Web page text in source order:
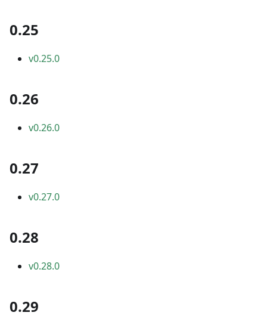
0.25
v0.25.0
0.26
v0.26.0
0.27
v0.27.0
0.28
v0.28.0
0.29